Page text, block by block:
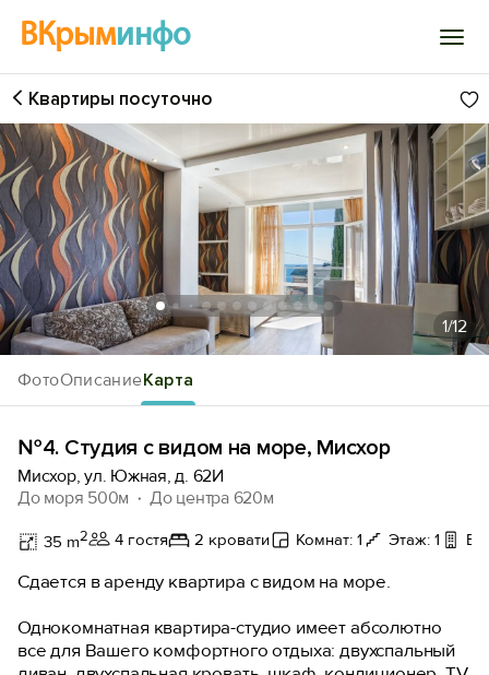
ВКрыминфо
Войти
Избранное
История просмотра
Добавить свой объект
ФотоОписаниеКарта
Квартиры посуточно
1/12
№4. Студия с видом на море, Мисхор
Мисхор, ул. Южная, д. 62И
До моря 500м
До центра 620м
35 m2 4 гостя 2 кровати Комнат: 1 Этаж: 1
Сдается в аренду квартира с видом на море.
Однокомнатная квартира-студио имеет абсолютно
все для Вашего комфортного отдыха: двухспальный